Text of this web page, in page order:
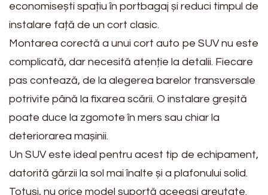
economisești spațiu în portbagaj și reduci timpul de
instalare față de un cort clasic.
Montarea corectă a unui cort auto pe SUV nu este
complicată, dar necesită atenție la detalii. Fiecare
pas contează, de la alegerea barelor transversale
potrivite până la fixarea scării. O instalare greșită
poate duce la zgomote în mers sau chiar la
deteriorarea mașinii.
Un SUV este ideal pentru acest tip de echipament,
datorită gărzii la sol mai înalte și a plafonului solid.
Totuși, nu orice model suportă aceeași greutate.